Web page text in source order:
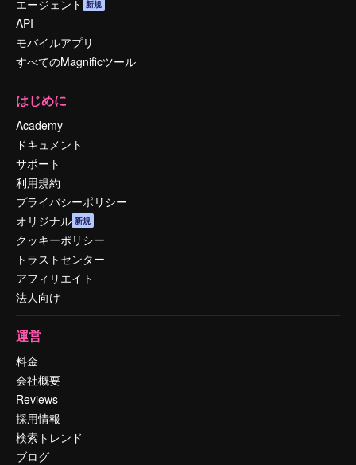
エージェント 新規
API
モバイルアプリ
すべてのMagnificツール
はじめに
Academy
ドキュメント
サポート
利用規約
プライバシーポリシー
オリジナル 新規
クッキーポリシー
トラストセンター
アフィリエイト
法人向け
運営
料金
会社概要
Reviews
採用情報
検索トレンド
ブログ